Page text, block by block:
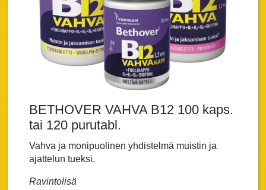
BETHOVER VAHVA B12 100 kaps.
tai 120 purutabl.
Vahva ja monipuolinen yhdistelmä muistin ja
ajattelun tueksi.
Ravintolisä